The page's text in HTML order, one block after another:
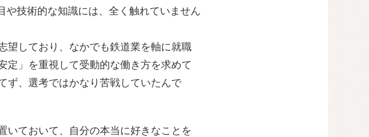
や技術的な知識には、全く触れていません
望しており、なかでも鉄道業を軸に就職
定」を重視して受動的な働き方を求めて
ず、選考ではかなり苦戦していたんで
いておいて、自分の本当に好きなことを